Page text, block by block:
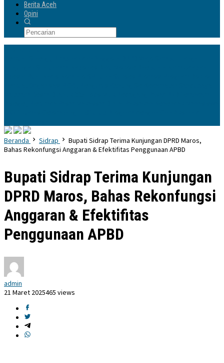
Berita Aceh
Opini
Beranda Sidrap
Bupati Sidrap Terima Kunjungan DPRD Maros,
Bahas Rekonfungsi Anggaran & Efektifitas Penggunaan APBD
Bupati Sidrap Terima Kunjungan
DPRD Maros, Bahas Rekonfungsi
Anggaran & Efektifitas
Penggunaan APBD
admin
21 Maret 2025465 views